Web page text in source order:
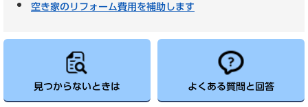
空き家のリフォーム費用を補助します
見つからないときは よくある質問と回答